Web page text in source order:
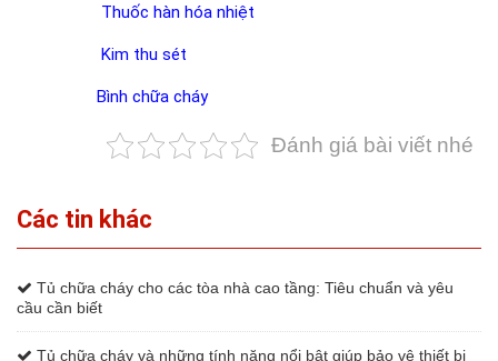
Thuốc hàn hóa nhiệt
Kim thu sét
Bình chữa cháy
Đánh giá bài viết nhé
Các tin khác
Tủ chữa cháy cho các tòa nhà cao tầng: Tiêu chuẩn và yêu
cầu cần biết
Tủ chữa cháy và những tính năng nổi bật giúp bảo vệ thiết bị